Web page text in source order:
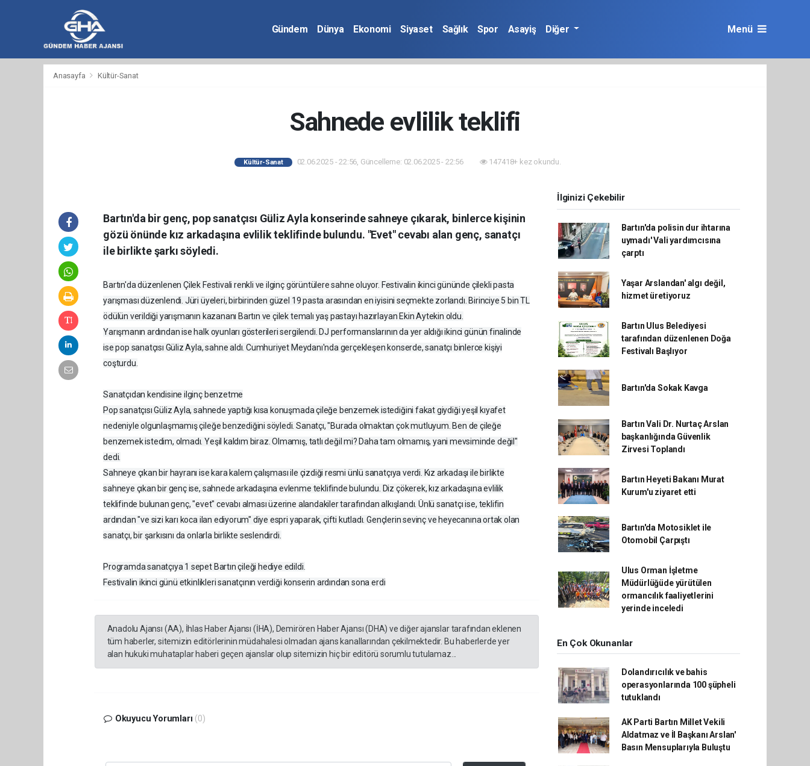
Gündem Dünya Ekonomi Siyaset Sağlık Spor Asayiş Diğer Menü
taraftarium24
taraftarium24
taraftarium24
Anasayfa Kültür-Sanat
Sahnede evlilik teklifi
Kültür-Sanat 02.06.2025 - 22:56, Güncelleme: 02.06.2025 - 22:56 147418+ kez okundu.
Bartın'da bir genç, pop sanatçısı Güliz Ayla konserinde sahneye çıkarak, binlerce kişinin
gözü önünde kız arkadaşına evlilik teklifinde bulundu. "Evet" cevabı alan genç, sanatçı
ile birlikte şarkı söyledi.
Bartın'da düzenlenen Çilek Festivali renkli ve ilginç görüntülere sahne oluyor. Festivalin ikinci gününde çilekli pasta
yarışması düzenlendi. Jüri üyeleri, birbirinden güzel 19 pasta arasından en iyisini seçmekte zorlandı. Birinciye 5 bin TL
ödülün verildiği yarışmanın kazananı Bartın ve çilek temalı yaş pastayı hazırlayan Ekin Aytekin oldu.
Yarışmanın ardından ise halk oyunları gösterileri sergilendi. DJ performanslarının da yer aldığı ikinci günün finalinde
ise pop sanatçısı Güliz Ayla, sahne aldı. Cumhuriyet Meydanı'nda gerçekleşen konserde, sanatçı binlerce kişiyi
coşturdu.
Sanatçıdan kendisine ilginç benzetme
Pop sanatçısı Güliz Ayla, sahnede yaptığı kısa konuşmada çileğe benzemek istediğini fakat giydiği yeşil kıyafet
nedeniyle olgunlaşmamış çileğe benzediğini söyledi. Sanatçı, "Burada olmaktan çok mutluyum. Ben de çileğe
benzemek istedim, olmadı. Yeşil kaldım biraz. Olmamış, tatlı değil mi? Daha tam olmamış, yani mevsiminde değil"
dedi.
Sahneye çıkan bir hayranı ise kara kalem çalışması ile çizdiği resmi ünlü sanatçıya verdi. Kız arkadaşı ile birlikte
sahneye çıkan bir genç ise, sahnede arkadaşına evlenme teklifinde bulundu. Diz çökerek, kız arkadaşına evlilik
teklifinde bulunan genç, "evet" cevabı alması üzerine alandakiler tarafından alkışlandı. Ünlü sanatçı ise, teklifin
ardından "ve sizi karı koca ilan ediyorum" diye espri yaparak, çifti kutladı. Gençlerin sevinç ve heyecanına ortak olan
sanatçı, bir şarkısını da onlarla birlikte seslendirdi.
Programda sanatçıya 1 sepet Bartın çileği hediye edildi.
Festivalin ikinci günü etkinlikleri sanatçının verdiği konserin ardından sona erdi
Anadolu Ajansı (AA), İhlas Haber Ajansı (İHA), Demirören Haber Ajansı (DHA) ve diğer ajanslar tarafından eklenen
tüm haberler, sitemizin editörlerinin müdahalesi olmadan ajans kanallarından çekilmektedir. Bu haberlerde yer
alan hukuki muhataplar haberi geçen ajanslar olup sitemizin hiç bir editörü sorumlu tutulamaz...
Okuyucu Yorumları (0)
İlginizi Çekebilir
Bartın'da polisin dur ihtarına
uymadı' Vali yardımcısına
çarptı
Yaşar Arslandan' algı değil,
hizmet üretiyoruz
Bartın Ulus Belediyesi
tarafından düzenlenen Doğa
Festivalı Başlıyor
Bartın'da Sokak Kavga
Bartın Vali Dr. Nurtaç Arslan
başkanlığında Güvenlik
Zirvesi Toplandı
Bartın Heyeti Bakanı Murat
Kurum'u ziyaret etti
Bartın'da Motosiklet ile
Otomobil Çarpıştı
Ulus Orman İşletme
Müdürlüğüde yürütülen
ormancılık faaliyetlerini
yerinde inceledi
En Çok Okunanlar
Dolandırıcılık ve bahis
operasyonlarında 100 şüpheli
tutuklandı
AK Parti Bartın Millet Vekili
Aldatmaz ve İl Başkanı Arslan'
Basın Mensuplarıyla Buluştu